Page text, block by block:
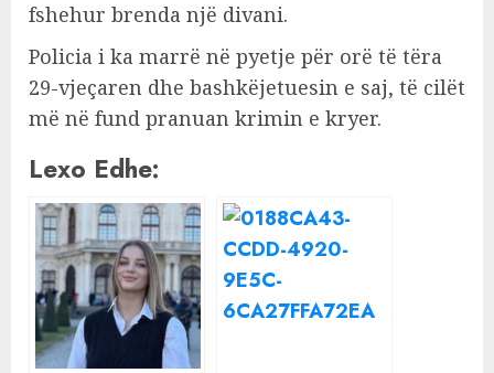
fshehur brenda një divani.
Policia i ka marrë në pyetje për orë të tëra
29-vjeçaren dhe bashkëjetuesin e saj, të cilët
më në fund pranuan krimin e kryer.
Lexo Edhe: